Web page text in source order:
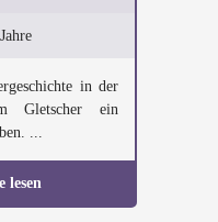
in der
Gletscher ein
...
lesen